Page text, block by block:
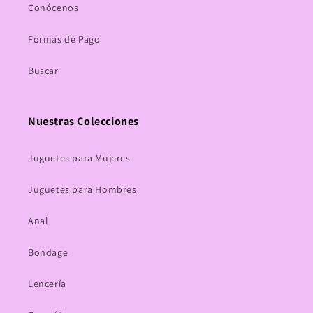
Conócenos
Formas de Pago
Buscar
Nuestras Colecciones
Juguetes para Mujeres
Juguetes para Hombres
Anal
Bondage
Lencería